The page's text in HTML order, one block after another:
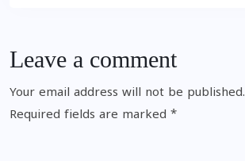
Leave a comment
Your email address will not be published.
Required fields are marked *